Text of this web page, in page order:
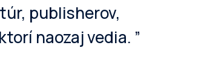
publisherov,
naozaj vedia. ”